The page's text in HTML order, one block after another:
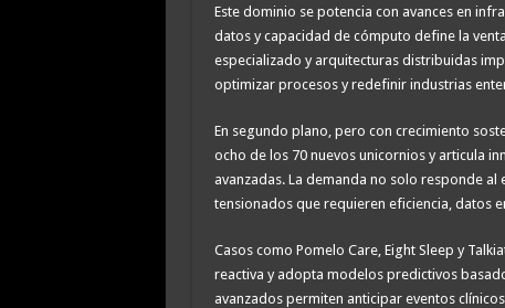
Este dominio se potencia con avances en
datos y capacidad de cómputo define la
especializado y arquitecturas distribuidas
optimizar procesos y redefinir industrias
En segundo plano, pero con crecimiento
ocho de los 70 nuevos unicornios y articula
avanzadas. La demanda no solo responde
tensionados que requieren eficiencia, datos
Casos como Pomelo Care, Eight Sleep y
reactiva y adopta modelos predictivos
avanzados permiten anticipar eventos